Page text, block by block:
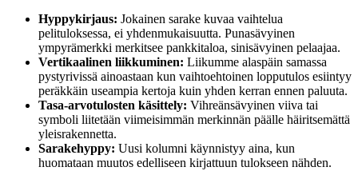
Hyppykirjaus: Jokainen sarake kuvaa vaihtelua
pelituloksessa, ei yhdenmukaisuutta. Punasävyinen
ympyrämerkki merkitsee pankkitaloa, sinisävyinen pelaajaa.
Vertikaalinen liikkuminen: Liikumme alaspäin samassa
pystyrivissä ainoastaan kun vaihtoehtoinen lopputulos esiintyy
peräkkäin useampia kertoja kuin yhden kerran ennen paluuta.
Tasa-arvotulosten käsittely: Vihreänsävyinen viiva tai
symboli liitetään viimeisimmän merkinnän päälle häiritsemättä
yleisrakennetta.
Sarakehyppy: Uusi kolumni käynnistyy aina, kun
huomataan muutos edelliseen kirjattuun tulokseen nähden.